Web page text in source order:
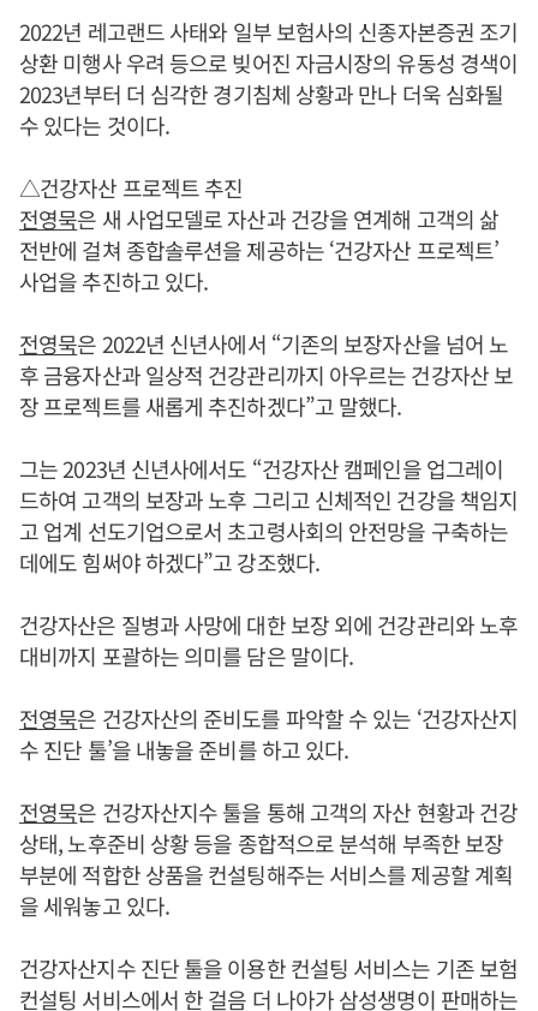
2022년 레고랜드 사태와 일부 보험사의 신종자본증권 조기
상환 미행사 우려 등으로 빚어진 자금시장의 유동성 경색이
2023년부터 더 심각한 경기침체 상황과 만나 더욱 심화될
수 있다는 것이다.
△건강자산 프로젝트 추진
전영묵은 새 사업모델로 자산과 건강을 연계해 고객의 삶
전반에 걸쳐 종합솔루션을 제공하는 ‘건강자산 프로젝트’
사업을 추진하고 있다.
전영묵은 2022년 신년사에서 “기존의 보장자산을 넘어 노
후 금융자산과 일상적 건강관리까지 아우르는 건강자산 보
장 프로젝트를 새롭게 추진하겠다”고 말했다.
그는 2023년 신년사에서도 “건강자산 캠페인을 업그레이
드하여 고객의 보장과 노후 그리고 신체적인 건강을 책임지
고 업계 선도기업으로서 초고령사회의 안전망을 구축하는
데에도 힘써야 하겠다”고 강조했다.
건강자산은 질병과 사망에 대한 보장 외에 건강관리와 노후
대비까지 포괄하는 의미를 담은 말이다.
전영묵은 건강자산의 준비도를 파악할 수 있는 ‘건강자산지
수 진단 툴’을 내놓을 준비를 하고 있다.
전영묵은 건강자산지수 툴을 통해 고객의 자산 현황과 건강
상태, 노후준비 상황 등을 종합적으로 분석해 부족한 보장
부분에 적합한 상품을 컨설팅해주는 서비스를 제공할 계획
을 세워놓고 있다.
건강자산지수 진단 툴을 이용한 컨설팅 서비스는 기존 보험
컨설팅 서비스에서 한 걸음 더 나아가 삼성생명이 판매하는